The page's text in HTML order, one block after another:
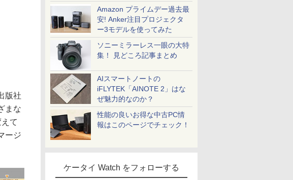
Amazon プライムデー過去最
安! Anker注目プロジェクタ
ー3モデルを使ってみた
ソニーミラーレス一眼の大特
集！ 見どころ記事まとめ
AIスマートノートの
iFLYTEK「AINOTE 2」はな
ぜ魅力的なのか？
性能の良いお得な中古PC情
報はこのページでチェック！
ケータイ Watch をフォローする
版社
まな
て
ージ